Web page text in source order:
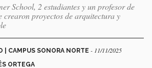
School, 2 estudiantes y un profesor de
crearon proyectos de arquitectura y
| CAMPUS SONORA NORTE - 11/11/2025
ORTEGA